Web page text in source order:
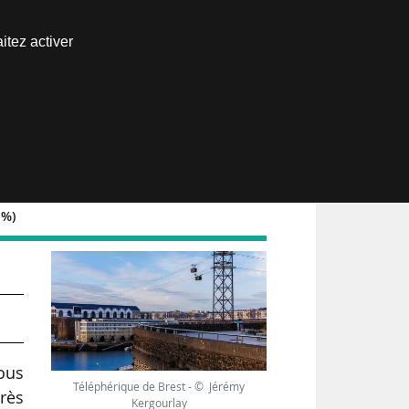
Téléphérique de Brest - © Jérémy
Kergourlay
activer